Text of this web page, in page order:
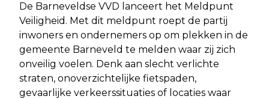
De Barneveldse VVD lanceert het Meldpunt
Veiligheid. Met dit meldpunt roept de partij
inwoners en ondernemers op om plekken in de
gemeente Barneveld te melden waar zij zich
onveilig voelen. Denk aan slecht verlichte
straten, onoverzichtelijke fietspaden,
gevaarlijke verkeerssituaties of locaties waar